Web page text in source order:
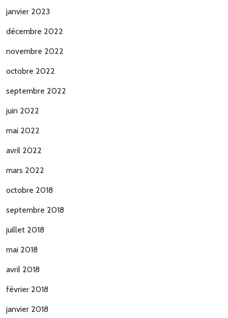
janvier 2023
décembre 2022
novembre 2022
octobre 2022
septembre 2022
juin 2022
mai 2022
avril 2022
mars 2022
octobre 2018
septembre 2018
juillet 2018
mai 2018
avril 2018
février 2018
janvier 2018